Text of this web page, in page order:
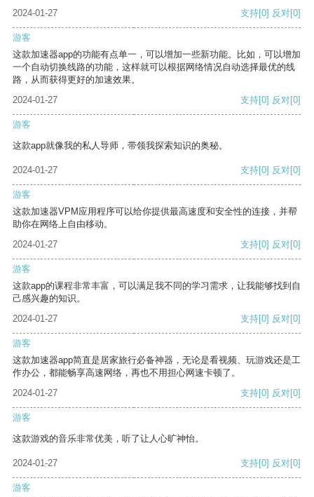
2024-01-27 支持[0] 反对[0]
游客
这款加速器app的功能有点单一，可以增加一些新功能。比如，可以增加
一个自动切换线路的功能，这样就可以根据网络情况自动选择最优的线
路，从而获得更好的加速效果。
2024-01-27
支持[0] 反对[0]
游客
这款app就像我的私人导师，带领我探索知识的奥秘。
2024-01-27 支持[0] 反对[0]
游客
这款加速器VPM应用程序可以给你提供最高速度和安全性的连接，并帮
助你在网络上自由移动。
2024-01-27
支持[0] 反对[0]
游客
这款app的课程非常丰富，可以满足我不同的学习需求，让我能够找到自
己感兴趣的知识。
2024-01-27
支持[0] 反对[0]
游客
这款加速器app简直是居家旅行必备神器，无论是看视频、玩游戏还是工
作办公，都能畅享高速网络，再也不用担心网速卡顿了。
2024-01-27
支持[0] 反对[0]
游客
这款游戏的音乐非常优美，听了让人心旷神怡。
2024-01-27 支持[0] 反对[0]
游客